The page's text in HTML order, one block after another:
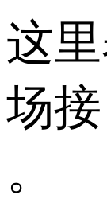
这
场
。